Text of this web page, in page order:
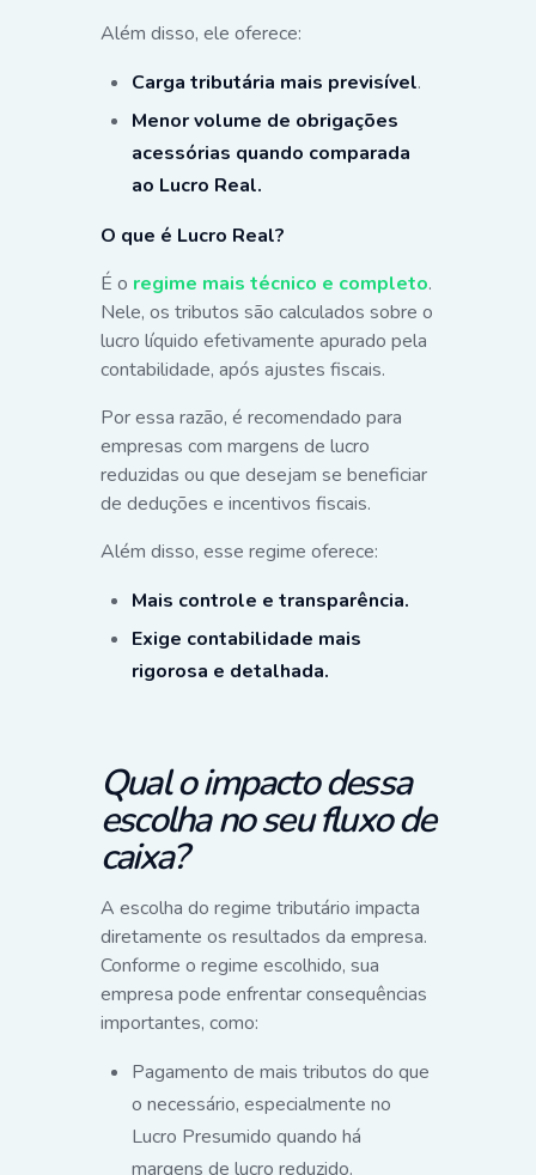
Além disso, ele oferece:
Carga tributária mais previsível.
Menor volume de obrigações
acessórias quando comparada
ao Lucro Real.
O que é Lucro Real?
É o regime mais técnico e completo.
Nele, os tributos são calculados sobre o
lucro líquido efetivamente apurado pela
contabilidade, após ajustes fiscais.
Por essa razão, é recomendado para
empresas com margens de lucro
reduzidas ou que desejam se beneficiar
de deduções e incentivos fiscais.
Além disso, esse regime oferece:
Mais controle e transparência.
Exige contabilidade mais
rigorosa e detalhada.
Qual o impacto dessa
escolha no seu fluxo de
caixa?
A escolha do regime tributário impacta
diretamente os resultados da empresa.
Conforme o regime escolhido, sua
empresa pode enfrentar consequências
importantes, como:
Pagamento de mais tributos do que
o necessário, especialmente no
Lucro Presumido quando há
margens de lucro reduzido.